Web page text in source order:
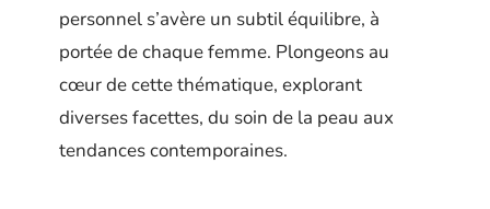
personnel s’avère un subtil équilibre, à
portée de chaque femme. Plongeons au
cœur de cette thématique, explorant
diverses facettes, du soin de la peau aux
tendances contemporaines.